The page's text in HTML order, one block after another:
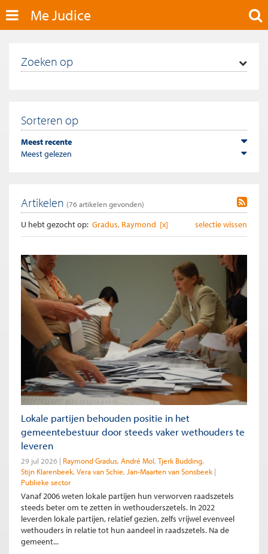
Me Judice
Zoeken op
Sorteren op
Meest recente
Meest gelezen
Artikelen (76 artikelen gevonden)
U hebt gezocht op: selectie wissen
Gradus, Raymond [x]
Lokale partijen behouden positie in het
gemeentebestuur door steeds vaker wethouders te
leveren
29 jul 2026 Raymond Gradus André Mol Tjerk Budding
Stijn Klarenbeek Vera van Schie Jan-Maarten van Sonsbeek
Publieke sector
Vanaf 2006 weten lokale partijen hun verworven raadszetels
steeds beter om te zetten in wethouderszetels. In 2022
leverden lokale partijen, relatief gezien, zelfs vrijwel evenveel
wethouders in relatie tot hun aandeel in raadszetels. Na de
gemeent...